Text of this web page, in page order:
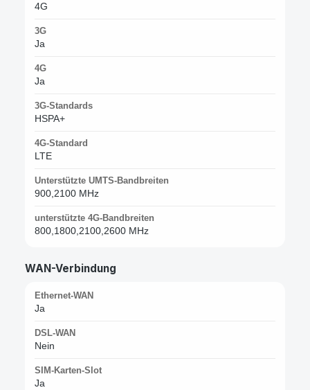
4G
3G
Ja
4G
Ja
3G-Standards
HSPA+
4G-Standard
LTE
Unterstützte UMTS-Bandbreiten
900,2100 MHz
unterstützte 4G-Bandbreiten
800,1800,2100,2600 MHz
WAN-Verbindung
Ethernet-WAN
Ja
DSL-WAN
Nein
SIM-Karten-Slot
Ja